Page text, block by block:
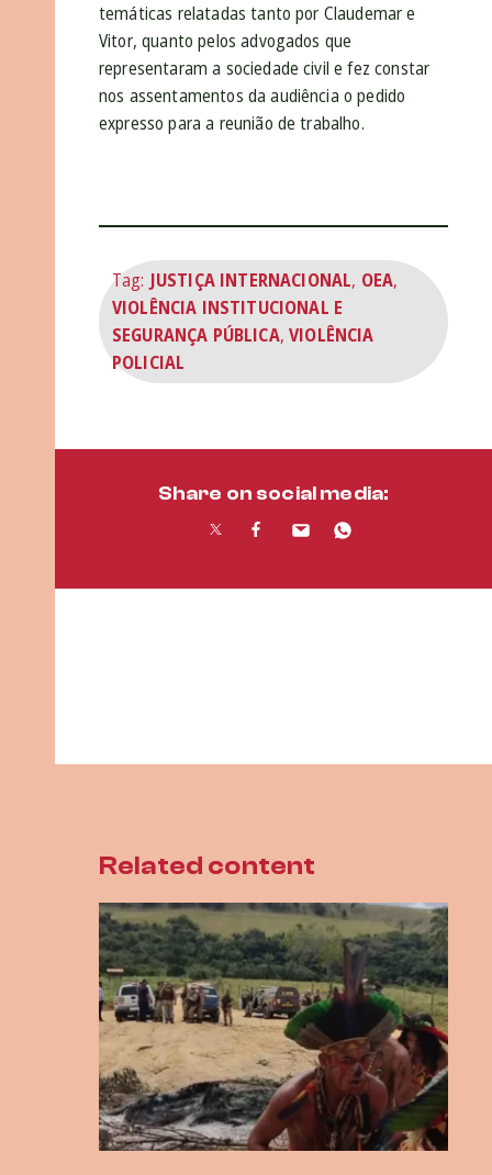
temáticas relatadas tanto por Claudemar e
Vitor, quanto pelos advogados que
representaram a sociedade civil e fez constar
nos assentamentos da audiência o pedido
expresso para a reunião de trabalho.
Tag: JUSTIÇA INTERNACIONAL, OEA,
VIOLÊNCIA INSTITUCIONAL E
SEGURANÇA PÚBLICA,VIOLÊNCIA
POLICIAL
Share on social media:
Related content